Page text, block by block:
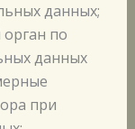
данных;
по
данных
при